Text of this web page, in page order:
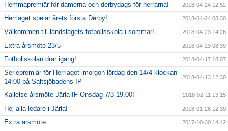
Hemmapremiär för damerna och derbydags för herrarna! 2018-04-24 12:52
Herrlaget spelar årets första Derby! 2018-04-24 08:30
Välkommen till landslagets fotbollsskola i sommar! 2018-04-23 14:26
Extra årsmöte 23/5 2018-04-23 08:39
Fotbollskolan drar igång! 2018-04-17 18:07
Seriepremiär för Herrlaget imorgon lördag den 14/4 klockan
14:00 på Saltsjöbadens IP
2018-04-13 12:30
Kallelse årsmöte Järla IF Onsdag 7/3 19.00! 2018-02-11 13:15
Hej alla ledare i Järla! 2018-01-26 12:30
Extra årsmöte. 2017-10-30 14:42